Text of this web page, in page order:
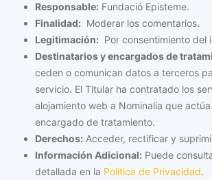
Responsable: Fundació Episteme.
Finalidad: Moderar los comentarios.
Legitimación: Por consentimiento del
Destinatarios y encargados de
ceden o comunican datos a terceros
servicio. El Titular ha contratado los
alojamiento web a Nominalia que
encargado de tratamiento.
Derechos: Acceder, rectificar y
Información Adicional: Puede
detallada en la Política de Privacidad.